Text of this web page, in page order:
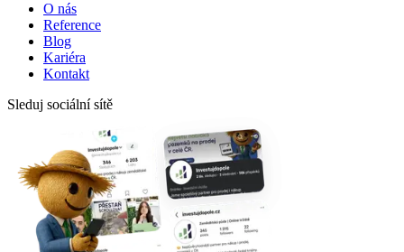
O nás
Reference
Blog
Kariéra
Kontakt
Sleduj sociální sítě